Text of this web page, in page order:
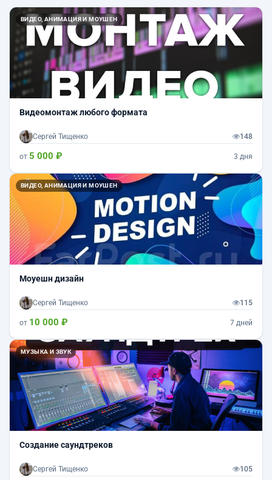
ВИДЕО, АНИМАЦИЯ И МОУШЕН
Видеомонтаж любого формата
Сергей Тищенко 148
от 5 000 ₽ 3 дня
ВИДЕО, АНИМАЦИЯ И МОУШЕН
Моуешн дизайн
Сергей Тищенко 115
от 10 000 ₽ 7 дней
МУЗЫКА И ЗВУК
Создание саундтреков
Сергей Тищенко 105